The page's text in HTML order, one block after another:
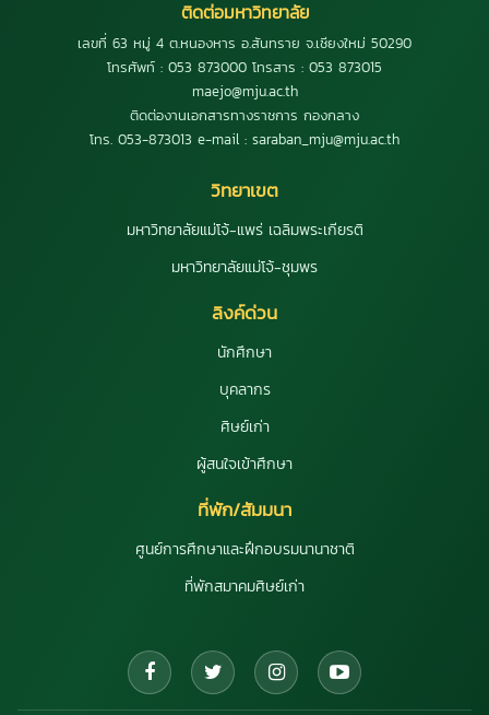
ติดต่อมหาวิทยาลัย
เลขที่ 63 หมู่ 4 ต.หนองหาร อ.สันทราย จ.เชียงใหม่ 50290
โทรศัพท์ : 053 873000 โทรสาร : 053 873015
maejo@mju.ac.th
ติดต่องานเอกสารทางราชการ กองกลาง
โทร. 053-873013 e-mail : saraban_mju@mju.ac.th
วิทยาเขต
มหาวิทยาลัยแม่โจ้-แพร่ เฉลิมพระเกียรติ
มหาวิทยาลัยแม่โจ้-ชุมพร
ลิงค์ด่วน
นักศึกษา
บุคลากร
ศิษย์เก่า
ผู้สนใจเข้าศึกษา
ที่พัก/สัมมนา
ศูนย์การศึกษาและฝึกอบรมนานาชาติ
ที่พักสมาคมศิษย์เก่า